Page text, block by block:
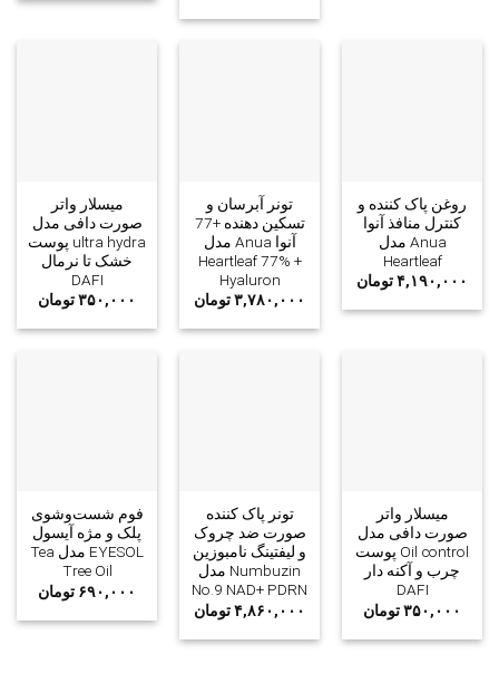
روغن پاک کننده و
کنترل منافذ آنوا
Anua مدل
Heartleaf
۴,۱۹۰,۰۰۰تومان
تونر آبرسان و
تسکین دهنده +77
آنوا Anua مدل
Heartleaf 77% +
Hyaluron
۳,۷۸۰,۰۰۰تومان
میسلار واتر
صورت دافی مدل
ultra hydra پوست
خشک تا نرمال
DAFI
۳۵۰,۰۰۰تومان
میسلار واتر
صورت دافی مدل
Oil control پوست
چرب و آکنه دار
DAFI
۳۵۰,۰۰۰تومان
تونر پاک کننده
صورت ضد چروک
و لیفتینگ نامبوزین
Numbuzin مدل
No.9 NAD+ PDRN
۴,۸۶۰,۰۰۰تومان
فوم شست‌وشوی
پلک و مژه آیسول
EYESOL مدل Tea
Tree Oil
۶۹۰,۰۰۰ تومان